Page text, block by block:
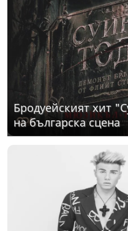
Бродуейският хит
на българска сцена